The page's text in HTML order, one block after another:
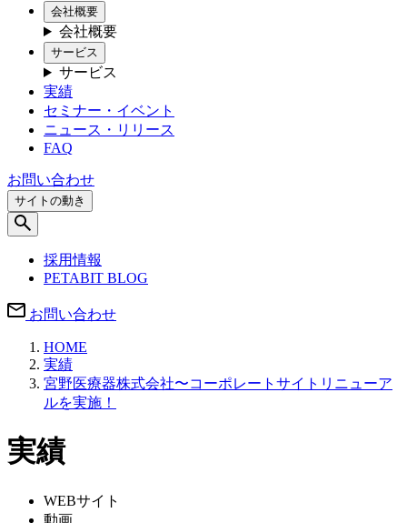
会社概要
会社概要
サービス
サービス
実績
セミナー・イベント
ニュース・リリース
FAQ
お問い合わせ
サイトの動き
採用情報
PETABIT BLOG
お問い合わせ
HOME
実績
宮野医療器株式会社〜コーポレートサイトリニューア
ルを実施！
実績
WEBサイト
動画